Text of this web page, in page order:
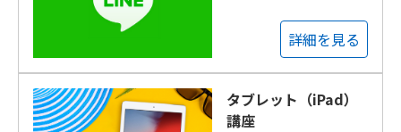
詳細を見る
タブレット（iPad）
講座